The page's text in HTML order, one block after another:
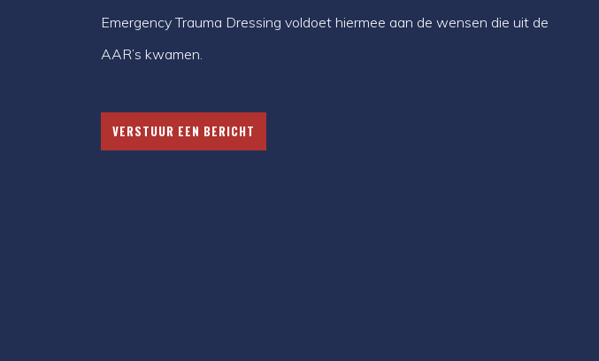
Emergency Trauma Dressing voldoet hiermee aan de wensen die uit de
AAR’s kwamen.
VERSTUUR EEN BERICHT